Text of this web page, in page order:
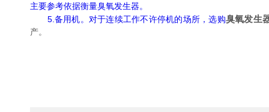
主要参考依据衡量臭氧发生器。
5.备用机。对于连续工作不许停机的场所，选购臭氧发生
产。